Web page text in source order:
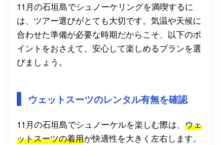
11月の石垣島でシュノーケリングを満喫するに
は、ツアー選びがとても大切です。気温や天候に
合わせた準備が必要な時期だからこそ、以下のポ
イントをおさえて、安心して楽しめるプランを選
びましょう。
ウェットスーツのレンタル有無を確認
11月の石垣島でシュノーケルを楽しむ際は、ウェ
ットスーツの着用が快適性を大きく左右します。